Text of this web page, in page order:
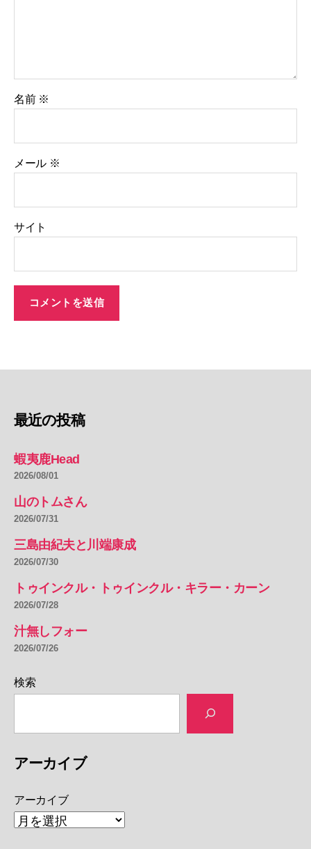
名前 ※
メール ※
サイト
最近の投稿
蝦夷鹿Head
2026/08/01
山のトムさん
2026/07/31
三島由紀夫と川端康成
2026/07/30
トゥインクル・トゥインクル・キラー・カーン
2026/07/28
汁無しフォー
2026/07/26
検索
アーカイブ
アーカイブ